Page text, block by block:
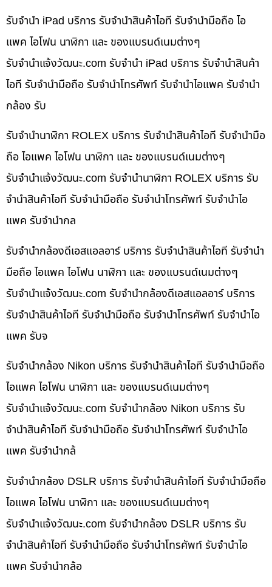
รับจำนำ iPad บริการ รับจำนำสินค้าไอที รับจำนำมือถือ ไอ
แพค ไอโฟน นาฬิกา และ ของแบรนด์เนมต่างๆ
รับจํานําแจ้งวัฒนะ.com รับจำนำ iPad บริการ รับจำนำสินค้า
ไอที รับจำนำมือถือ รับจำนำโทรศัพท์ รับจำนำไอแพค รับจำนำ
กล้อง รับ
รับจำนำนาฬิกา ROLEX บริการ รับจำนำสินค้าไอที รับจำนำมือ
ถือ ไอแพค ไอโฟน นาฬิกา และ ของแบรนด์เนมต่างๆ
รับจํานําแจ้งวัฒนะ.com รับจำนำนาฬิกา ROLEX บริการ รับ
จำนำสินค้าไอที รับจำนำมือถือ รับจำนำโทรศัพท์ รับจำนำไอ
แพค รับจำนำกล
รับจำนำกล้องดีเอสแอลอาร์ บริการ รับจำนำสินค้าไอที รับจำนำ
มือถือ ไอแพค ไอโฟน นาฬิกา และ ของแบรนด์เนมต่างๆ
รับจํานําแจ้งวัฒนะ.com รับจำนำกล้องดีเอสแอลอาร์ บริการ
รับจำนำสินค้าไอที รับจำนำมือถือ รับจำนำโทรศัพท์ รับจำนำไอ
แพค รับจ
รับจำนำกล้อง Nikon บริการ รับจำนำสินค้าไอที รับจำนำมือถือ
ไอแพค ไอโฟน นาฬิกา และ ของแบรนด์เนมต่างๆ
รับจํานําแจ้งวัฒนะ.com รับจำนำกล้อง Nikon บริการ รับ
จำนำสินค้าไอที รับจำนำมือถือ รับจำนำโทรศัพท์ รับจำนำไอ
แพค รับจำนำกล้
รับจำนำกล้อง DSLR บริการ รับจำนำสินค้าไอที รับจำนำมือถือ
ไอแพค ไอโฟน นาฬิกา และ ของแบรนด์เนมต่างๆ
รับจํานําแจ้งวัฒนะ.com รับจำนำกล้อง DSLR บริการ รับ
จำนำสินค้าไอที รับจำนำมือถือ รับจำนำโทรศัพท์ รับจำนำไอ
แพค รับจำนำกล้อ